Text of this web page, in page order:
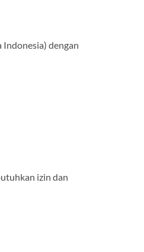
Indonesia) dengan
izin dan